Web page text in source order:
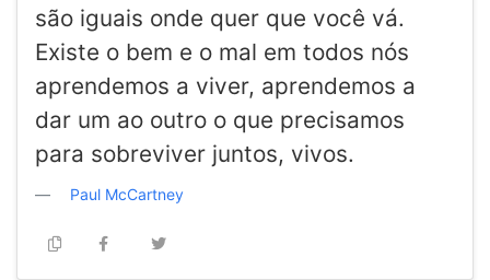
são iguais onde quer que você vá.
Existe o bem e o mal em todos nós
aprendemos a viver, aprendemos a
dar um ao outro o que precisamos
para sobreviver juntos, vivos.
Paul McCartney